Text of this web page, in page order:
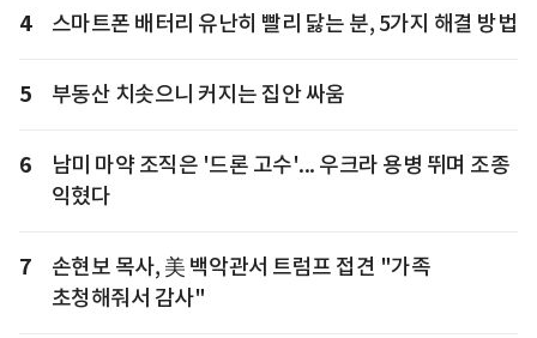
4 스마트폰 배터리 유난히 빨리 닳는 분, 5가지 해결 방법
5 부동산 치솟으니 커지는 집안 싸움
6
남미 마약 조직은 '드론 고수'... 우크라 용병 뛰며 조종
익혔다
7
손현보 목사, 美 백악관서 트럼프 접견 "가족
초청해줘서 감사"